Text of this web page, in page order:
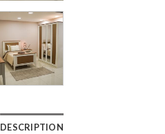
DESCRIPTION